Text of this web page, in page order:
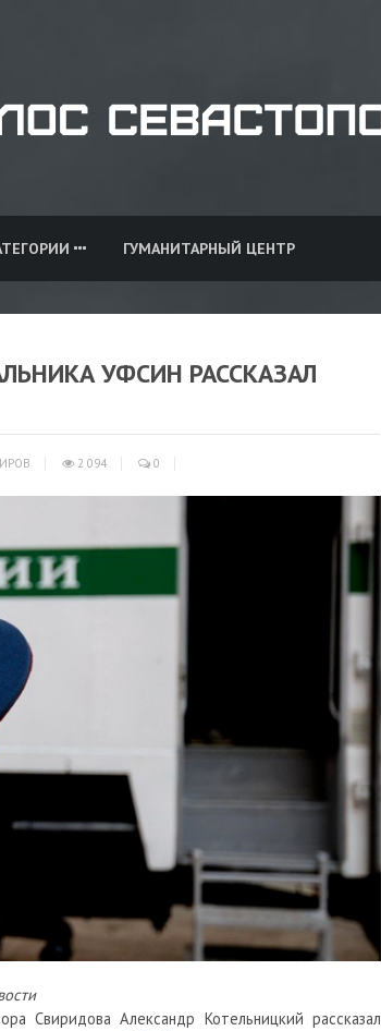
ГУМАНИТАРНЫЙ ЦЕНТР
УФСИН РАССКАЗАЛ
2 094 0
Свиридова Александр Котельницкий рассказал